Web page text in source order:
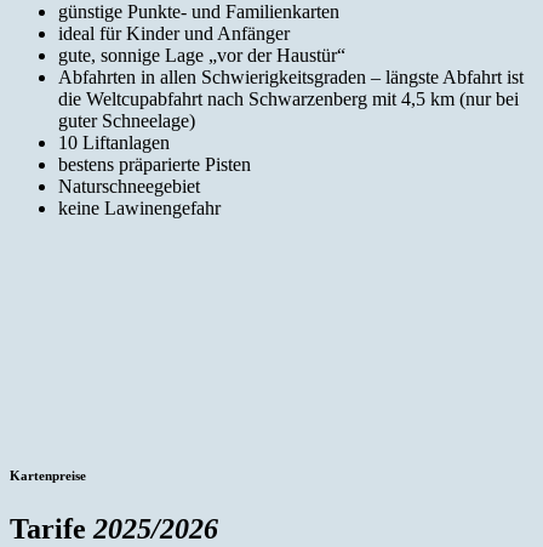
günstige Punkte- und Familienkarten
ideal für Kinder und Anfänger
gute, sonnige Lage „vor der Haustür“
Abfahrten in allen Schwierigkeitsgraden – längste Abfahrt ist
die Weltcupabfahrt nach Schwarzenberg mit 4,5 km (nur bei
guter Schneelage)
10 Liftanlagen
bestens präparierte Pisten
Naturschneegebiet
keine Lawinengefahr
Kartenpreise
Tarife2025/2026